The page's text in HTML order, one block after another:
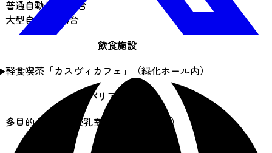
普通自動車：175台
大型自動車：4台
飲食施設
軽食喫茶「カスヴィカフェ」（緑化ホール内）
バリアフリー
多目的トイレ、授乳室（緑化ホール内）